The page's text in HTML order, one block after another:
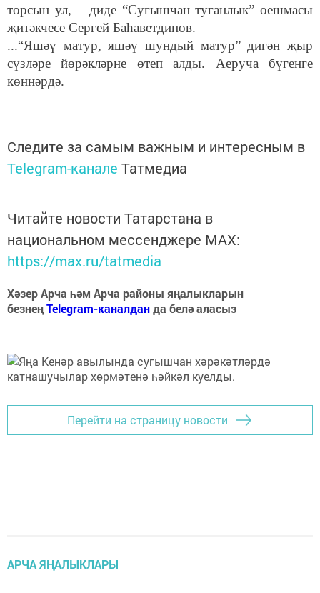
торсын ул, – диде “Сугышчан туганлык” оешмасы
җитәкчесе Сергей Баһаветдинов.
...“Яшәү матур, яшәү шундый матур” дигән җыр
сүзләре йөрәкләрне өтеп алды. Аеруча бүгенге
көннәрдә.
Следите за самым важным и интересным в
Telegram-канале Татмедиа
Читайте новости Татарстана в
национальном мессенджере MАХ:
https://max.ru/tatmedia
Хәзер Арча һәм Арча районы яңалыкларын
безнеңTelegram-каналданда белә аласыз
Перейти на страницу новости
АРЧА ЯҢАЛЫКЛАРЫ